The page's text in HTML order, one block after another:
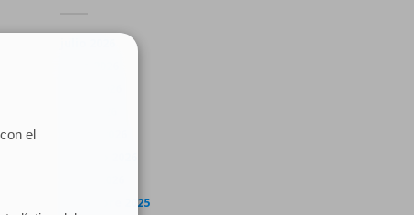
diciembre 2025